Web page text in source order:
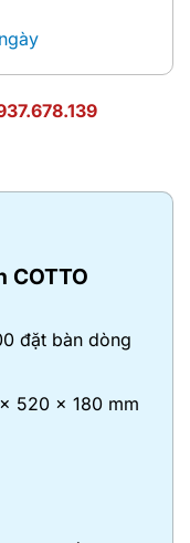
COTTO
đặt bàn dòng
520 x 180 mm